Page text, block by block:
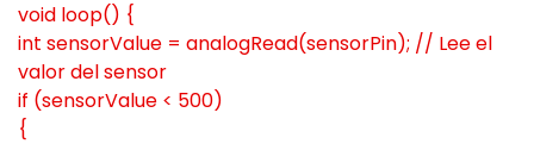
void loop() {
int sensorValue = analogRead(sensorPin); // Lee el
valor del sensor
if (sensorValue < 500)
{